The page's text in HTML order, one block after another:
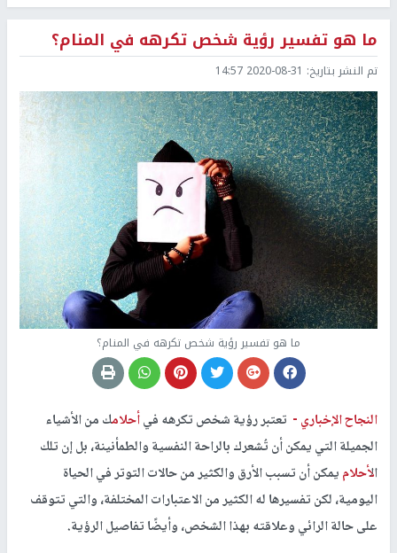
ما هو تفسير رؤية شخص تكرهه في المنام؟
تم النشر بتاريخ: 2020-08-31 14:57
ما هو تفسير رؤية شخص تكرهه في المنام؟
النجاح الإخباري - تعتبر رؤية شخص تكرهه فيأحلامك من الأشياء
الجميلة التي يمكن أن تُشعرك بالراحة النفسية والطمأنينة، بل إن تلك
الأحلاميمكن أن تسبب الأرق والكثير من حالات التوتر في الحياة
اليومية، لكن تفسيرها له الكثير من الاعتبارات المختلفة، والتي تتوقف
على حالة الرائي وعلاقته بهذا الشخص، وأيضًا تفاصيل الرؤية.